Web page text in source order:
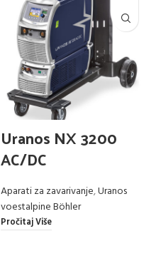
Uranos NX 3200
AC/DC
Aparati za zavarivanje,Uranos
voestalpine Böhler
Pročitaj Više